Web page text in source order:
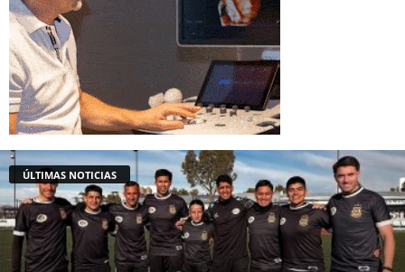
ÚLTIMAS NOTICIAS